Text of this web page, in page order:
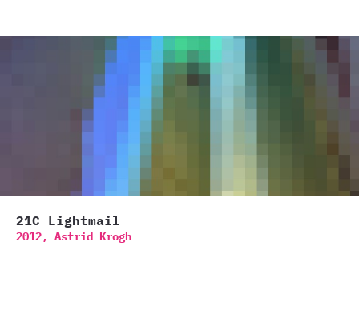
21C Lightmail
2012, Astrid Krogh